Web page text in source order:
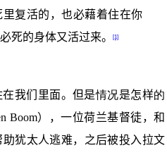
复活的，也必藉着住在你
死的身体又活过来。
[1]
在我们里面。但是情况是怎样的
Boom），一位荷兰基督徒，和
犹太人逃难，之后被投入拉文